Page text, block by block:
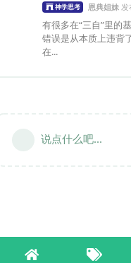
神学思考 恩典姐妹 发
有很多在“三自”里的
错误是从本质上违背
在...
说点什么吧...